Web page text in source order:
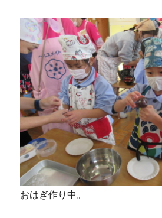
おはぎ作り中。